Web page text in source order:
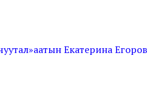
Екатерина